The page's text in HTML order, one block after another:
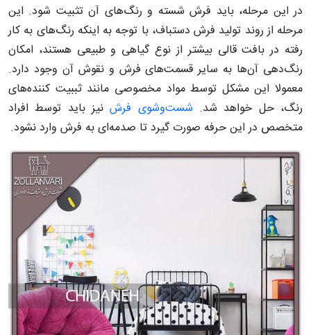
در این مرحله، باید فرش شسته و رنگ‌های آن تثبیت شود. این
مرحله از روند تولید فرش دستباف، با توجه به اینکه رنگ‌های به کار
رفته در بافت قالی بیشتر از نوع گیاهی و طبیعی هستند، امکان
رنگ‌دهی آن‌ها به سایر قسمت‌های فرش و نقوش آن وجود دارد.
معمولا این مشکل توسط مواد مخصوصی مانند ثببیت کننده‌های
رنگ، حل خواهد شد. شست‌وشوی فرشنیز باید توسط افراد
متخصص در این حرفه صورت گیرد تا صدمه‌ای به فرش وارد نشود.